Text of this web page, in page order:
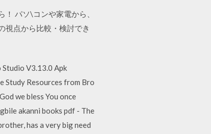
パソ\コンや家電から、
視点から比較・検討でき
V3.13.0 Apk
Study Resources from Bro
we bless You once
akanni books pdf - The
has a very big need